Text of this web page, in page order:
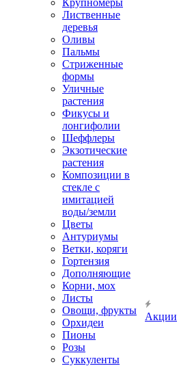
Крупномеры
Лиственные
деревья
Оливы
Пальмы
Стриженные
формы
Уличные
растения
Фикусы и
лонгифолии
Шеффлеры
Экзотические
растения
Композиции в
стекле с
имитацией
воды/земли
Цветы
Антуриумы
Ветки, коряги
Гортензия
Дополняющие
Корни, мох
Листы
Овощи, фрукты
Орхидеи
Пионы
Розы
Суккуленты
Акции